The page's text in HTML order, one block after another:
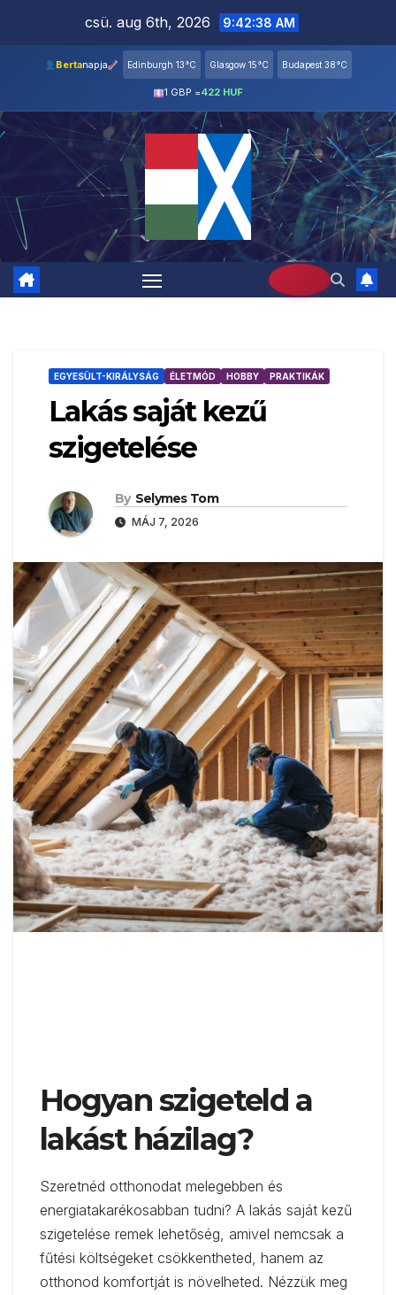
content
csü. aug 6th, 2026 9:42:39 AM
Bertanapja Edinburgh 13°C Glasgow 15°C Budapest 38°C
1 GBP =422 HUF
EGYESÜLT-KIRÁLYSÁG ÉLETMÓD HOBBY PRAKTIKÁK
Lakás saját kezű
szigetelése
By Selymes Tom
MÁJ 7, 2026
Hogyan szigeteld a
lakást házilag?
Szeretnéd otthonodat melegebben és
energiatakarékosabban tudni? A lakás saját kezű
szigetelése remek lehetőség, amivel nemcsak a
fűtési költségeket csökkentheted, hanem az
otthonod komfortját is növelheted. Nézzük meg